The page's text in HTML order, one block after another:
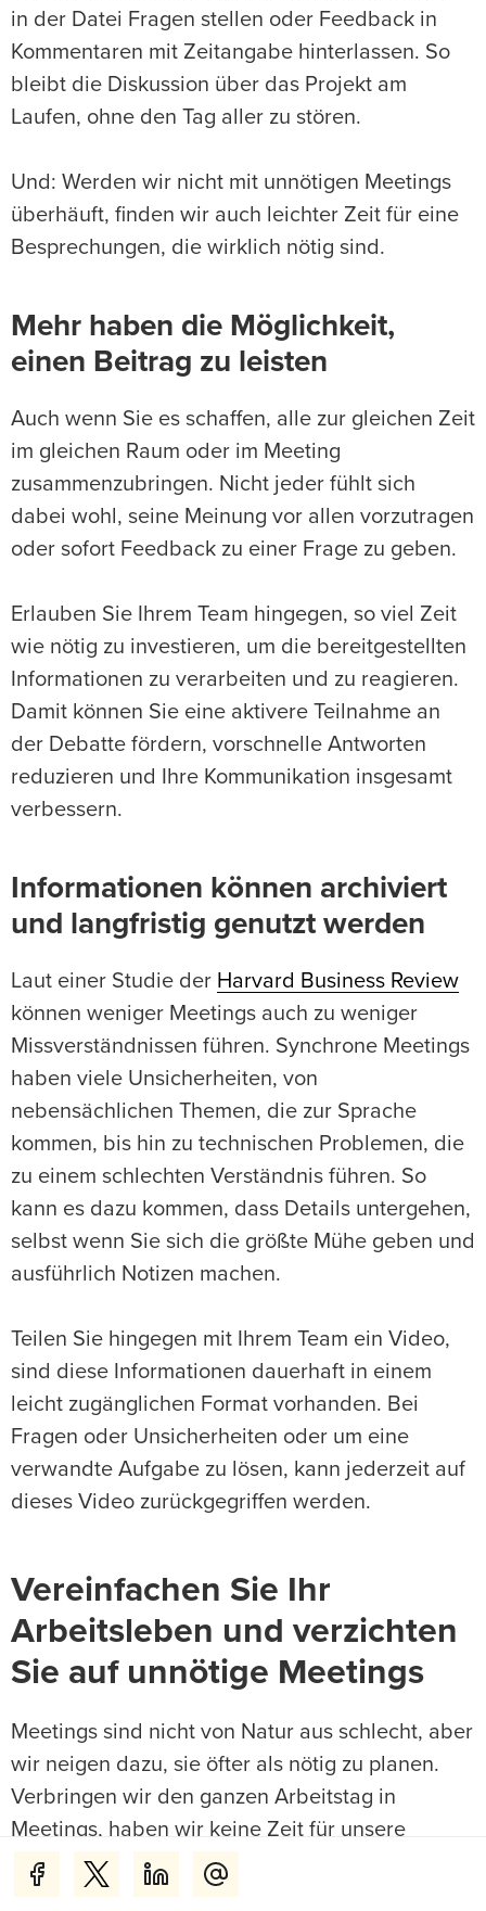
in der Datei Fragen stellen oder Feedback in
Kommentaren mit Zeitangabe hinterlassen. So
bleibt die Diskussion über das Projekt am
Laufen, ohne den Tag aller zu stören.
Und: Werden wir nicht mit unnötigen Meetings
überhäuft, finden wir auch leichter Zeit für eine
Besprechungen, die wirklich nötig sind.
Mehr haben die Möglichkeit,
einen Beitrag zu leisten
Auch wenn Sie es schaffen, alle zur gleichen Zeit
im gleichen Raum oder im Meeting
zusammenzubringen. Nicht jeder fühlt sich
dabei wohl, seine Meinung vor allen vorzutragen
oder sofort Feedback zu einer Frage zu geben.
Erlauben Sie Ihrem Team hingegen, so viel Zeit
wie nötig zu investieren, um die bereitgestellten
Informationen zu verarbeiten und zu reagieren.
Damit können Sie eine aktivere Teilnahme an
der Debatte fördern, vorschnelle Antworten
reduzieren und Ihre Kommunikation insgesamt
verbessern.
Informationen können archiviert
und langfristig genutzt werden
Laut einer Studie der Harvard Business Review
können weniger Meetings auch zu weniger
Missverständnissen führen. Synchrone Meetings
haben viele Unsicherheiten, von
nebensächlichen Themen, die zur Sprache
kommen, bis hin zu technischen Problemen, die
zu einem schlechten Verständnis führen. So
kann es dazu kommen, dass Details untergehen,
selbst wenn Sie sich die größte Mühe geben und
ausführlich Notizen machen.
Teilen Sie hingegen mit Ihrem Team ein Video,
sind diese Informationen dauerhaft in einem
leicht zugänglichen Format vorhanden. Bei
Fragen oder Unsicherheiten oder um eine
verwandte Aufgabe zu lösen, kann jederzeit auf
dieses Video zurückgegriffen werden.
Vereinfachen Sie Ihr
Arbeitsleben und verzichten
Sie auf unnötige Meetings
Meetings sind nicht von Natur aus schlecht, aber
wir neigen dazu, sie öfter als nötig zu planen.
Verbringen wir den ganzen Arbeitstag in
Meetings, haben wir keine Zeit für unsere
eigentliche Arbeit. Viele nutzen dann ihre freien